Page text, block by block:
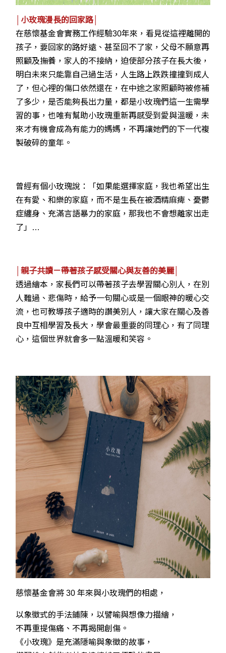
│小玫瑰漫長的回家路│
在慈懷基金會實務工作經驗30年來，看見從這裡離開的
孩子，要回家的路好遠、甚至回不了家，父母不願意再
照顧及撫養，家人的不接納，迫使部分孩子在長大後，
明白未來只能靠自己過生活，人生路上跌跌撞撞到成人
了，但心裡的傷口依然還在，在中途之家照顧時被修補
了多少，是否能夠長出力量，都是小玫瑰們這一生需學
習的事，也唯有幫助小玫瑰重新再感受到愛與溫暖，未
來才有機會成為有能力的媽媽，不再讓她們的下一代複
製破碎的童年。
曾經有個小玫瑰說：「如果能選擇家庭，我也希望出生
在有愛、和樂的家庭，而不是生長在被酒精麻痺、憂鬱
症纏身、充滿言語暴力的家庭，那我也不會想離家出走
了」…
│親子共讀－帶著孩子感受關心與友善的美麗│
透過繪本，家長們可以帶著孩子去學習關心別人，在別
人難過、悲傷時，給予一句關心或是一個眼神的暖心交
流，也可教導孩子適時的讚美別人，讓大家在關心及善
良中互相學習及長大，學會最重要的同理心，有了同理
心，這個世界就會多一點溫暖和笑容。
慈懷基金會將 30 年來與小玫瑰們的相處，
以象徵式的手法鋪陳，以譬喻與想像力描繪，
不再重提傷痛、不再揭開創傷。
《小玫瑰》是充滿隱喻與象徵的故事，